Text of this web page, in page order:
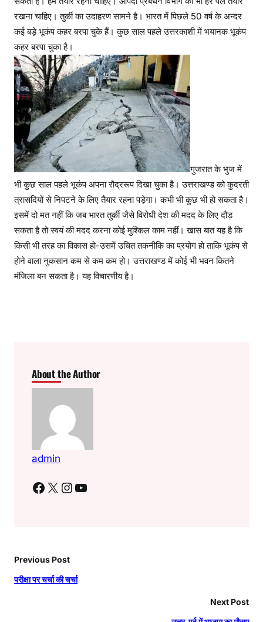
रखना चाहिए। तुर्की का उदाहरण सामने है। भारत में पिछले 50 वर्ष के अन्दर
कई बड़े भूकंप कहर बरपा चुके हैं। कुछ साल पहले उत्तरकाशी में भयानक भूकंप
कहर बरपा चुका है।
गुजरात के भुज में
भी कुछ साल पहले भूकंप अपना रौद्ररूप दिखा चुका है। उत्तराखण्ड को कुदरती
त्रासदियों से निपटने के लिए तैयार रहना पड़ेगा। कभी भी कुछ भी हो सकता है।
इसमें दो मत नहीं कि जब भारत तुर्की जैसे विरोधी देश की मदद के लिए दौड़
सकता है तो स्वयं की मदद करना कोई मुश्किल काम नहीं। खास बात यह है कि
किसी भी तरह का विकास हो-उसमें उचित तकनीकि का प्रयोग हो ताकि भूकंप से
होने वाला नुकसान कम से कम कम हो। उत्तराखण्ड में कोई भी भवन कितने
मंजिला बन सकता है। यह विचारणीय है।
About the Author
admin
Facebook X Instagram YouTube
Previous Post
परीक्षा पर चर्चा की चर्चा
Next Post